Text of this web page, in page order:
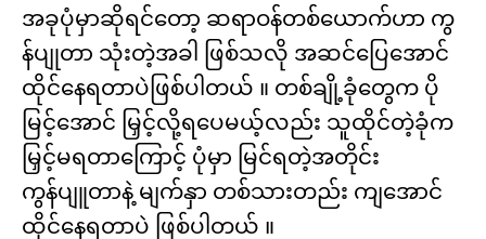
အခုပုံမှာဆိုရင်တော့ ဆရာဝန်တစ်ယောက်ဟာ ကွ
န်ပျုတာ သုံးတဲ့အခါ ဖြစ်သလို အဆင်ပြေအောင်
ထိုင်နေရတာပဲဖြစ်ပါတယ် ။ တစ်ချို့ခုံတွေက ပို
မြင့်အောင် မြှင့်လို့ရပေမယ့်လည်း သူထိုင်တဲ့ခုံက
မြှင့်မရတာကြောင့် ပုံမှာ မြင်ရတဲ့အတိုင်း
ကွန်ပျူတာနဲ့ မျက်နှာ တစ်သားတည်း ကျအောင်
ထိုင်နေရတာပဲ ဖြစ်ပါတယ် ။